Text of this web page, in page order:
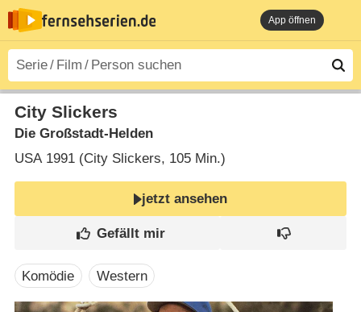
App öffnen
City Slickers
Die Großstadt-Helden
USA1991 (City Slickers‎, 105 Min.)
jetzt ansehen
Komödie Western